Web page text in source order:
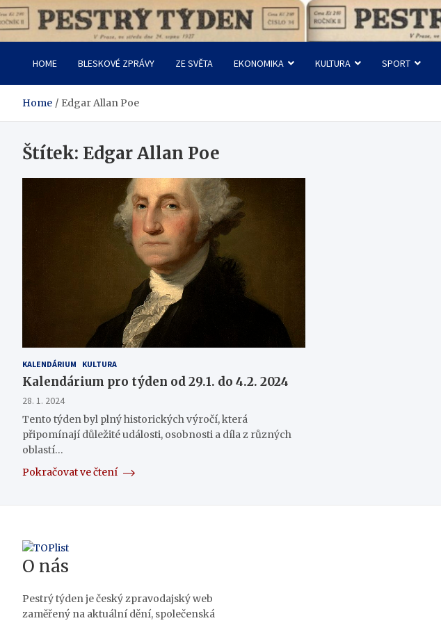
Skip
to
Pestrý Týden
HOME BLESKOVÉ ZPRÁVY ZE SVĚTA EKONOMIKA KULTURA SPORT
Home Edgar Allan Poe
Štítek: Edgar Allan Poe
KALENDÁRIUM KULTURA
Kalendárium pro týden od 29.1. do 4.2. 2024
28. 1. 2024
Tento týden byl plný historických výročí, která
připomínají důležité události, osobnosti a díla z různých
oblastí…
Pokračovat ve čtení
O nás
Pestrý týden je český zpravodajský web
zaměřený na aktuální dění, společenská